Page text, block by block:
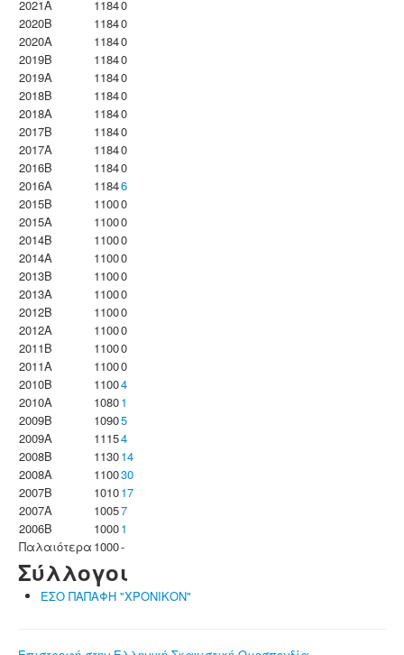
2021A
11840
2020B
11840
2020A
11840
2019B
11840
2019A
11840
2018B
11840
2018A
11840
2017B
11840
2017A
11840
2016B
11840
2016A
11846
2015B
11000
2015A
11000
2014B
11000
2014A
11000
2013B
11000
2013A
11000
2012B
11000
2012A
11000
2011B
11000
2011A
11000
2010B
11004
2010A
10801
2009B
10905
2009A
11154
2008B
113014
2008A
110030
2007B
101017
2007A
10057
2006B
10001
Παλαιότερα 1000-
Σύλλογοι
ΕΣΟ ΠΑΠΑΦΗ "ΧΡΟΝΙΚΟΝ"